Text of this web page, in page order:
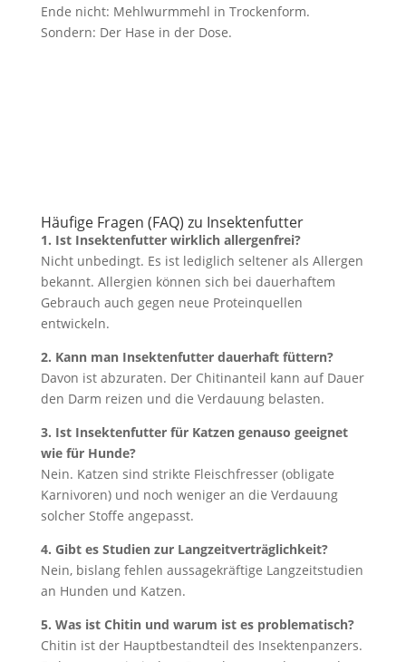
Ende nicht: Mehlwurmmehl in Trockenform.
Sondern: Der Hase in der Dose.
Häufige Fragen (FAQ) zu Insektenfutter
1. Ist Insektenfutter wirklich allergenfrei?
Nicht unbedingt. Es ist lediglich seltener als Allergen
bekannt. Allergien können sich bei dauerhaftem
Gebrauch auch gegen neue Proteinquellen
entwickeln.
2. Kann man Insektenfutter dauerhaft füttern?
Davon ist abzuraten. Der Chitinanteil kann auf Dauer
den Darm reizen und die Verdauung belasten.
3. Ist Insektenfutter für Katzen genauso geeignet
wie für Hunde?
Nein. Katzen sind strikte Fleischfresser (obligate
Karnivoren) und noch weniger an die Verdauung
solcher Stoffe angepasst.
4. Gibt es Studien zur Langzeitverträglichkeit?
Nein, bislang fehlen aussagekräftige Langzeitstudien
an Hunden und Katzen.
5. Was ist Chitin und warum ist es problematisch?
Chitin ist der Hauptbestandteil des Insektenpanzers.